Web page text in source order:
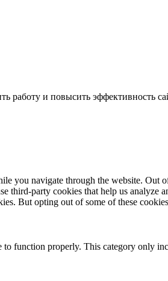
работу и повысить эффективность
you navigate through the website. Out
third-party cookies that help us
But opting out of some of these
function properly. This category only